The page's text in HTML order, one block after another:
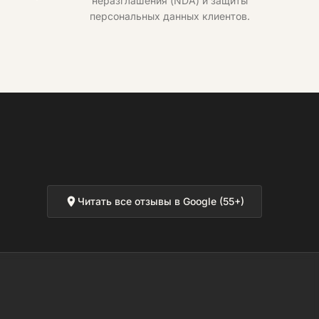
персональных данных клиентов.
Читать все отзывы в Google (55+)